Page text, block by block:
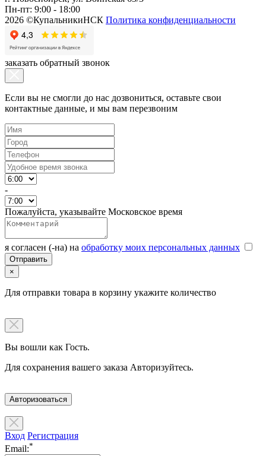
Пн-пт: 9:00 - 18:00
2026 ©КупальникиНСК Политика конфиденциальности
заказать обратный звонок
Если вы не смогли до нас дозвониться, оставьте свои
контактные данные, и мы вам перезвоним
-
Пожалуйста, указывайте Московское время
я согласен (-на) на обработку моих персональных данных
×
Для отправки товара в корзину укажите количество
Вы вошли как Гость.
Для сохранения вашего заказа Авторизуйтесь.
Авторизоваться
Вход Регистрация
Email:*